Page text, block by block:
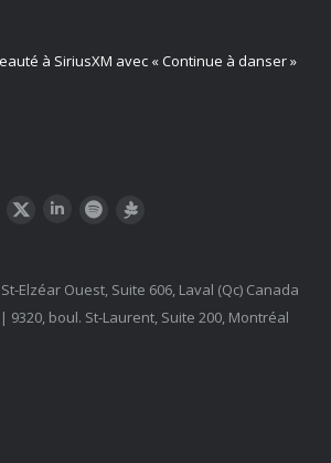
à SiriusXM avec « Continue à danser »
Twitter LinkedInSpotify
Elzéar Ouest, Suite 606, Laval (Qc) Canada
boul. St-Laurent, Suite 200, Montréal